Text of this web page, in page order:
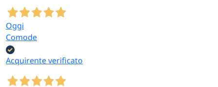
Oggi
Comode
Acquirente verificato